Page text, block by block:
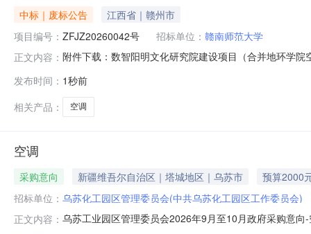
中标｜废标公告
江西省｜赣州市
项目编号： ZFJZ20260042号 招标单位： 赣南师范大学
正文内容： 附件下载：数智阳明文化研究院建设项目（合并地环学
发布时间： 1秒前
相关产品：
空调
空调
采购意向 新疆维吾尔自治区｜塔城地区｜乌苏市
预算2000
招标单位： 乌苏化工园区管理委员会(中共乌苏化工园区工作委员会)
正文内容： 乌苏工业园区管理委员会2026年9月至10月政府采购意